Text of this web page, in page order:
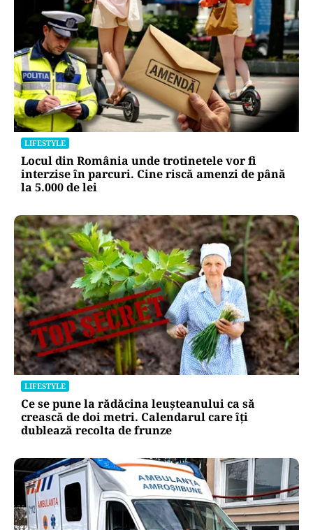
LIFESTYLE
Locul din România unde trotinetele vor fi
interzise în parcuri. Cine riscă amenzi de până
la 5.000 de lei
LIFESTYLE
Ce se pune la rădăcina leușteanului ca să
crească de doi metri. Calendarul care îți
dublează recolta de frunze